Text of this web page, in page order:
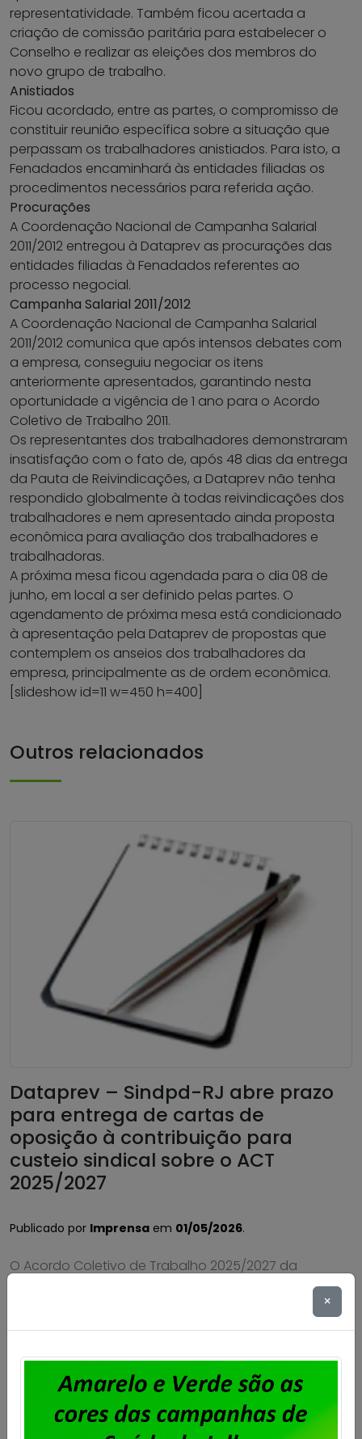
representatividade. Também ficou acertada a
criação de comissão paritária para estabelecer o
Conselho e realizar as eleições dos membros do
novo grupo de trabalho.
Anistiados
Ficou acordado, entre as partes, o compromisso de
constituir reunião específica sobre a situação que
perpassam os trabalhadores anistiados. Para isto, a
Fenadados encaminhará às entidades filiadas os
procedimentos necessários para referida ação.
Procurações
A Coordenação Nacional de Campanha Salarial
2011/2012 entregou à Dataprev as procurações das
entidades filiadas à Fenadados referentes ao
processo negocial.
Campanha Salarial 2011/2012
A Coordenação Nacional de Campanha Salarial
2011/2012 comunica que após intensos debates com
a empresa, conseguiu negociar os itens
anteriormente apresentados, garantindo nesta
oportunidade a vigência de 1 ano para o Acordo
Coletivo de Trabalho 2011.
Os representantes dos trabalhadores demonstraram
insatisfação com o fato de, após 48 dias da entrega
da Pauta de Reivindicações, a Dataprev não tenha
respondido globalmente à todas reivindicações dos
trabalhadores e nem apresentado ainda proposta
econômica para avaliação dos trabalhadores e
trabalhadoras.
A próxima mesa ficou agendada para o dia 08 de
junho, em local a ser definido pelas partes. O
agendamento de próxima mesa está condicionado
à apresentação pela Dataprev de propostas que
contemplem os anseios dos trabalhadores da
empresa, principalmente as de ordem econômica.
[slideshow id=11 w=450 h=400]
Outros relacionados
Dataprev – Sindpd-RJ abre prazo
para entrega de cartas de
oposição à contribuição para
custeio sindical sobre o ACT
2025/2027
Publicado por Imprensa em 01/05/2026.
O Acordo Coletivo de Trabalho 2025/2027 da
Dataprev prevê o desconto de percentual acordado
em assembleia para Custeio Sindical. No exercício de
cláusulas econômicas pelo índice da inflação mais 1%
de ganho real. No caso do Sindpd-RJ, os
trabalhadores aprovaram, em assembleia […]
×